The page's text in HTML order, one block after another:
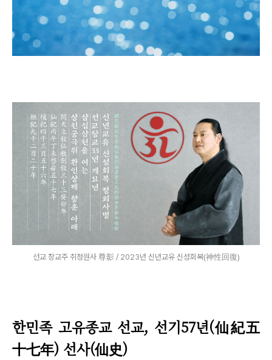
선교 창교주 취정원사 尊影 / 2023년 신년교유 신성회복(神性回復)
한민족 고유종교 선교, 선기57년(仙紀五
十七年) 선사(仙史)